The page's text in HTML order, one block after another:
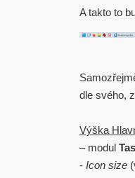
A takto to
dle svého,
Výška
– modul
- Icon size